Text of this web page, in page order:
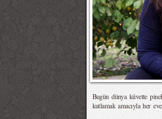
Bugün dünya küvette
kutlamak amacıyla her